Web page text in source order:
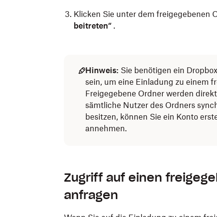
Klicken Sie unter dem freigegebenen
beitreten“ .
Hinweis: Sie benötigen ein
sein, um eine Einladung zu einem
Freigegebene Ordner werden
sämtliche Nutzer des Ordners
besitzen, können Sie ein Konto
annehmen.
Zugriff auf einen
anfragen